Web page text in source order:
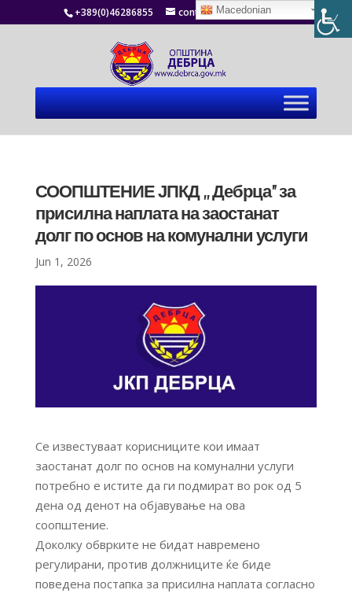
+389(0)46286855 contact@debrca.gov.mk
СООПШТЕНИЕ ЈПКД ,, Дебрца” за
присилна наплата на заостанат
долг по основ на комунални услуги
Jun 1, 2026
Се известуваат корисниците кои имаат
заостанат долг по основ на комунални услуги
потребно е истите да ги подмират во рок од 5
дена од денот на објавување на ова
соопштение.
Доколку обврките не бидат навремено
регулирани, против должниците ќе биде
поведена постапка за присилна наплата согласно
Macedonian